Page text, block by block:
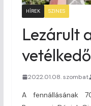
HÍREK SZINES
Lezárult
vetélkedő
2022.01.08. szombat
A fennállásának